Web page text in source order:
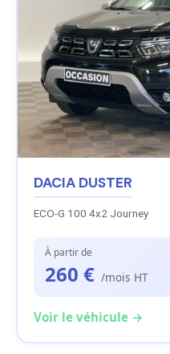
DACIA DUSTER
ECO-G 100 4x2 Journey
À partir de
260 € /mois HT
Voir le véhicule →